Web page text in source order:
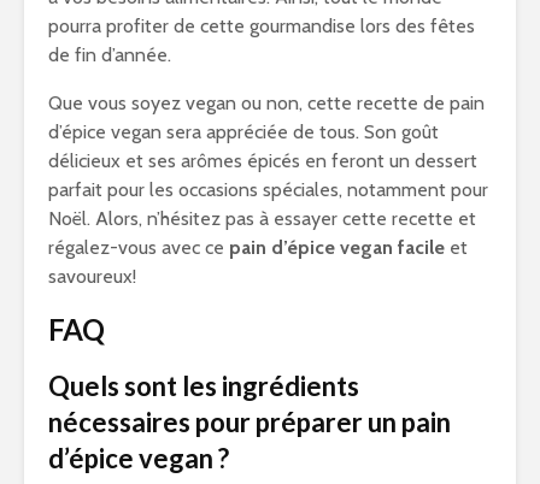
pourra profiter de cette gourmandise lors des fêtes
de fin d’année.
Que vous soyez vegan ou non, cette recette de pain
d’épice vegan sera appréciée de tous. Son goût
délicieux et ses arômes épicés en feront un dessert
parfait pour les occasions spéciales, notamment pour
Noël. Alors, n’hésitez pas à essayer cette recette et
régalez-vous avec ce pain d’épice vegan facile et
savoureux!
FAQ
Quels sont les ingrédients
nécessaires pour préparer un pain
d’épice vegan ?